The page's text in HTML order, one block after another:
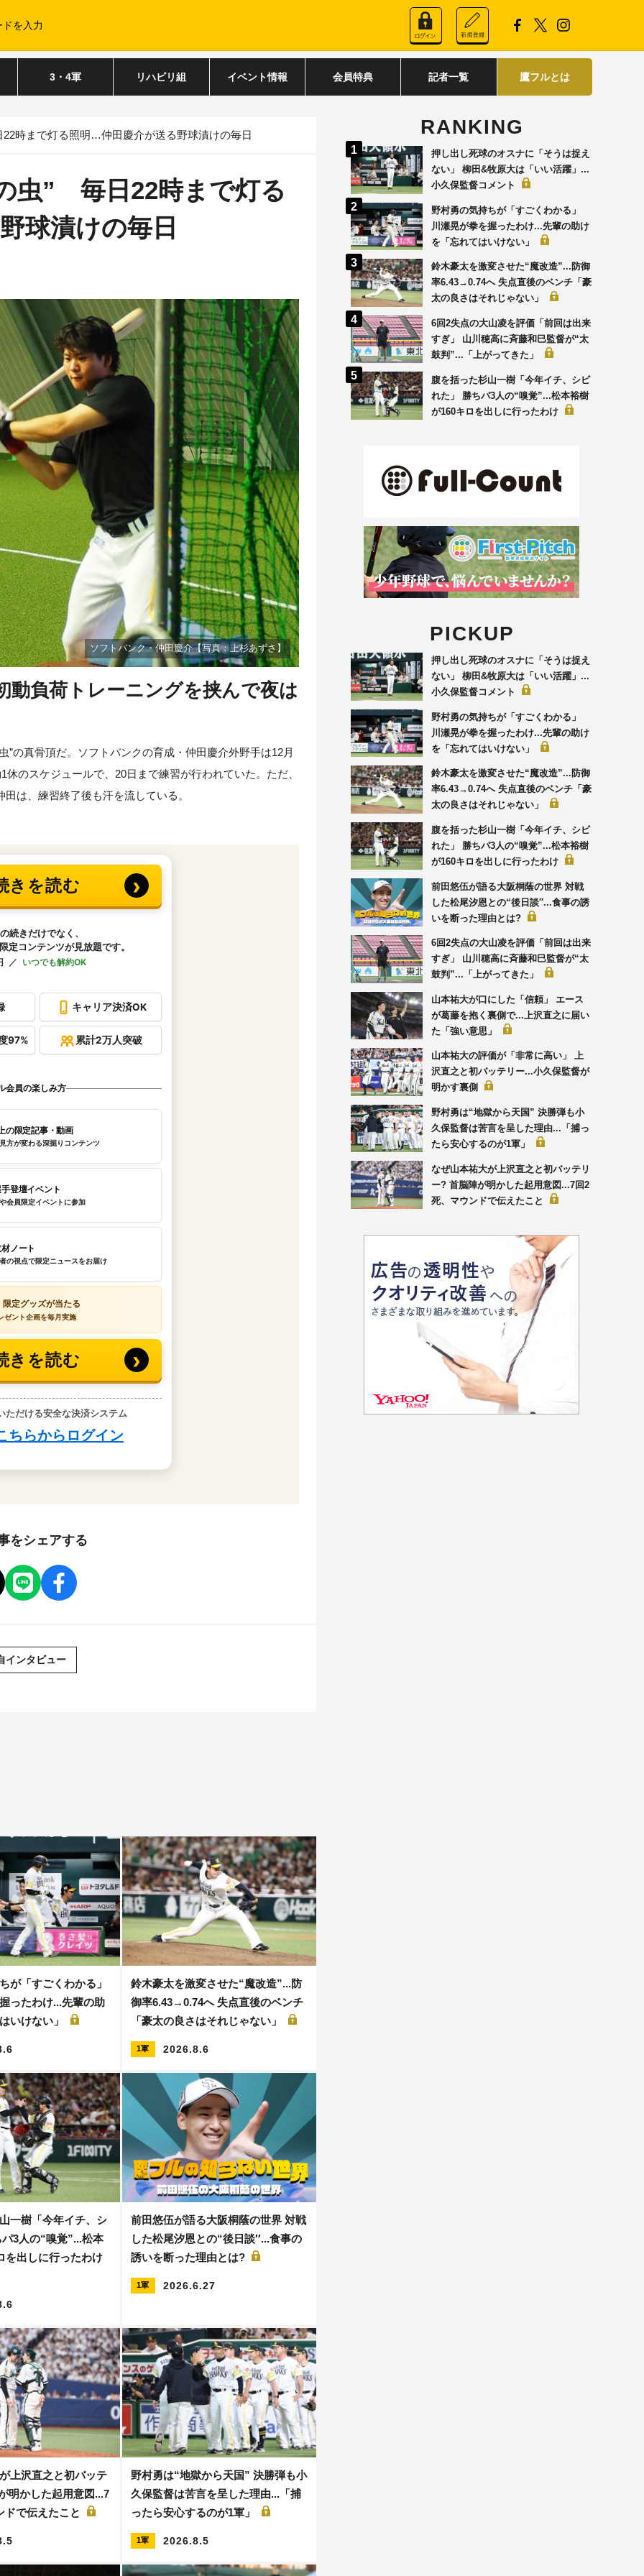
3・4軍 リハビリ組 イベント情報 会員特典 記者一覧 鷹フルとは
時まで灯る照明…仲田慶介が送る野球漬けの毎日
虫” 毎日22時まで灯る
球漬けの毎日
ソフトバンク・仲田慶介【写真：上杉あずさ】
動負荷トレーニングを挟んで夜は
の真骨頂だ。ソフトバンクの育成・仲田慶介外野手は12月
のスケジュールで、20日まで練習が行われていた。ただ、
は、練習終了後も汗を流している。
をシェアする
インタビュー
が「すごくわかる」
ったわけ...先輩の助
いけない」
鈴木豪太を激変させた“魔改造”...防
御率6.43→0.74へ 失点直後のベンチ
「豪太の良さはそれじゃない」
1軍 2026.8.6
一樹「今年イチ、シ
3人の“嗅覚”...松本
を出しに行ったわけ
前田悠伍が語る大阪桐蔭の世界 対戦
した松尾汐恩との“後日談′′...食事の
誘いを断った理由とは?
1軍 2026.6.27
上沢直之と初バッテ
明かした起用意図...7
ドで伝えたこと
野村勇は“地獄から天国” 決勝弾も小
久保監督は苦言を呈した理由...「捕
ったら安心するのが1軍」
1軍 2026.8.5
RANKING
押し出し死球のオスナに「そうは捉え
ない」 柳田&牧原大は「いい活躍」...
小久保監督コメント
野村勇の気持ちが「すごくわかる」
川瀬晃が拳を握ったわけ...先輩の助け
を「忘れてはいけない」
鈴木豪太を激変させた“魔改造”...防御
率6.43→0.74へ 失点直後のベンチ「豪
太の良さはそれじゃない」
6回2失点の大山凌を評価「前回は出来
すぎ」 山川穂高に斉藤和巳監督が“太
鼓判”...「上がってきた」
腹を括った杉山一樹「今年イチ、シビ
れた」 勝ちパ3人の“嗅覚”...松本裕樹
が160キロを出しに行ったわけ
PICKUP
押し出し死球のオスナに「そうは捉え
ない」 柳田&牧原大は「いい活躍」...
小久保監督コメント
野村勇の気持ちが「すごくわかる」
川瀬晃が拳を握ったわけ...先輩の助け
を「忘れてはいけない」
鈴木豪太を激変させた“魔改造”...防御
率6.43→0.74へ 失点直後のベンチ「豪
太の良さはそれじゃない」
腹を括った杉山一樹「今年イチ、シビ
れた」 勝ちパ3人の“嗅覚”...松本裕樹
が160キロを出しに行ったわけ
前田悠伍が語る大阪桐蔭の世界 対戦
した松尾汐恩との“後日談′′...食事の誘
いを断った理由とは?
6回2失点の大山凌を評価「前回は出来
すぎ」 山川穂高に斉藤和巳監督が“太
鼓判”...「上がってきた」
山本祐大が口にした「信頼」 エース
が葛藤を抱く裏側で...上沢直之に届い
た「強い意思」
山本祐大の評価が「非常に高い」 上
沢直之と初バッテリー...小久保監督が
明かす裏側
野村勇は“地獄から天国” 決勝弾も小
久保監督は苦言を呈した理由...「捕っ
たら安心するのが1軍」
なぜ山本祐大が上沢直之と初バッテリ
ー? 首脳陣が明かした起用意図...7回2
死、マウンドで伝えたこと